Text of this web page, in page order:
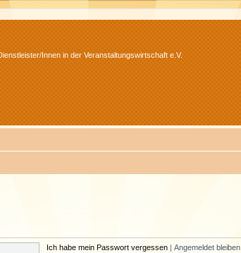
Innen in der Veranstaltungswirtschaft e.V.
Ich habe mein Passwort vergessen Angemeldet bleiben